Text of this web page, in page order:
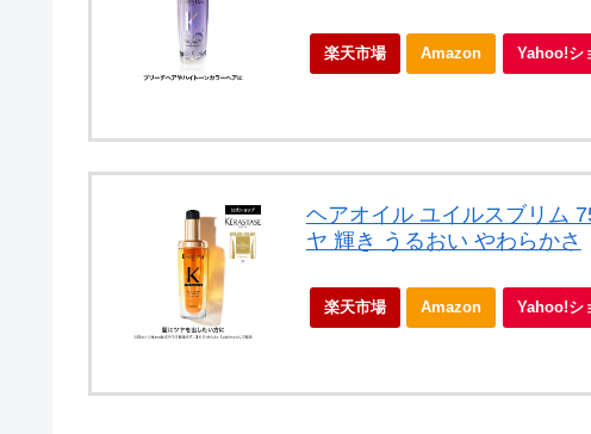
楽天市場 Amazon Yahoo!シ
ヘアオイル ユイルスブリム
ヤ 輝き うるおい やわらかさ
楽天市場 Amazon Yahoo!シ